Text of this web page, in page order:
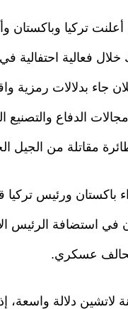
تركيا وباكستان
فعالية احتفالية في
جاء بدلالات
الدفاع
مقاتلة من الجيل
باكستان ورئيس تركيا
في استضافة الرئيس
عسكري.
لاتشين دلالة واسعة،